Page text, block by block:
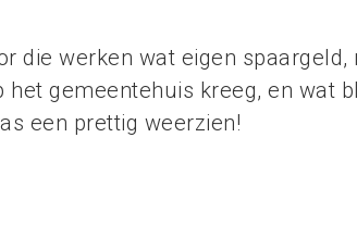
die werken wat eigen
het gemeentehuis kreeg, en wat
een prettig weerzien!